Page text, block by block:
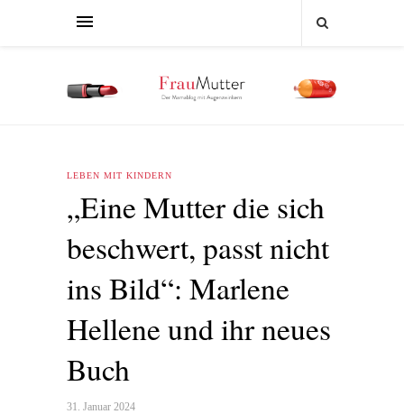
LEBEN MIT KINDERN
„Eine Mutter die sich
beschwert, passt nicht
ins Bild“: Marlene
Hellene und ihr neues
Buch
31. Januar 2024